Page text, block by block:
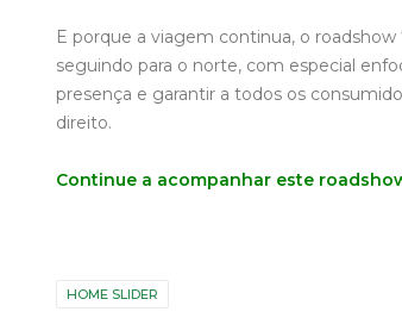
E porque a viagem continua, o
seguindo para o norte, com especial
presença e garantir a todos os
direito.
Continue a acompanhar este
HOME SLIDER